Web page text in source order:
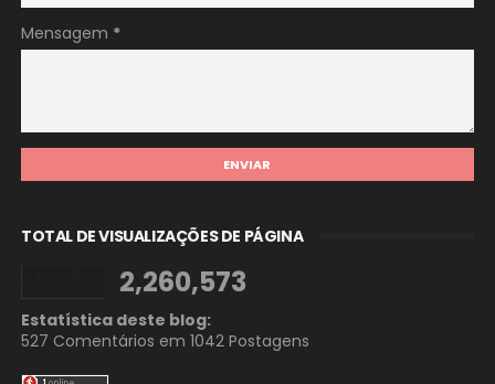
Mensagem *
TOTAL DE VISUALIZAÇÕES DE PÁGINA
2,260,573
Estatística deste blog:
527 Comentários em 1042 Postagens